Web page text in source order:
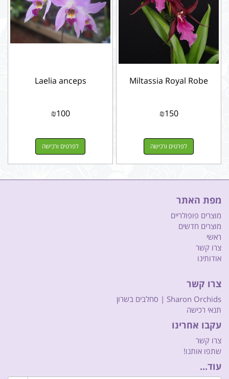
Miltassia Royal Robe
₪150
לפרטים ורכישה
Laelia anceps
₪100
לפרטים ורכישה
מפת האתר
מוצרים פופולריים
מוצרים חדשים
ראשי
צרו קשר
אודותינו
צרו קשר
Sharon Orchids | סחלבים בשרון
תנאי רכישה
עקבו אחרינו
צרו קשר
שתפו אותנו!
עוד...